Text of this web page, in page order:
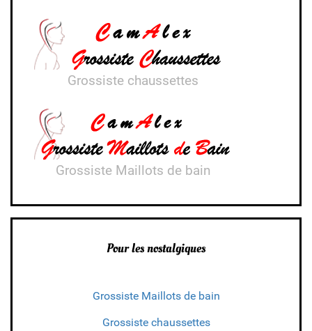
Grossiste chaussettes
Grossiste Maillots de bain
Pour les nostalgiques
Grossiste Maillots de bain
Grossiste chaussettes